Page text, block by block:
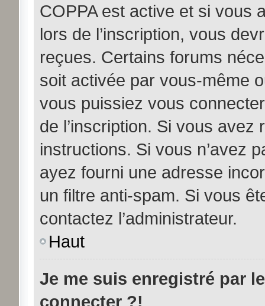
COPPA est active et si vous
lors de l’inscription, vous
reçues. Certains forums
soit activée par vous-même
vous puissiez vous
de l’inscription. Si vous
instructions. Si vous n’avez
ayez fourni une adresse
un filtre anti-spam. Si vous
contactez l’administrateur.
Haut
Je me suis enregistré par
connecter ?!